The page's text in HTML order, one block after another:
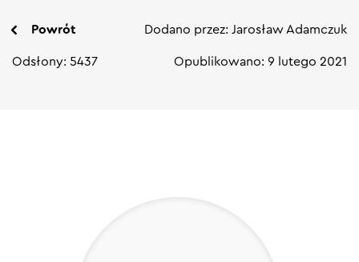
Powrót Dodano przez: Jarosław Adamczuk
Odsłony: 5437 Opublikowano: 9 lutego 2021